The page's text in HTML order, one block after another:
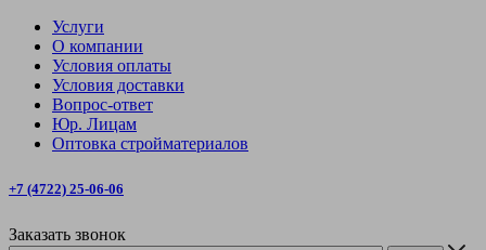
Услуги
О компании
Условия оплаты
Условия доставки
Вопрос-ответ
Юр. Лицам
Оптовка стройматериалов
+7 (4722) 25-06-06
Заказать звонок